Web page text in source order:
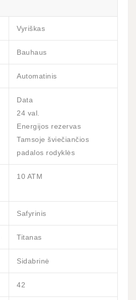
Vyriškas
Bauhaus
Automatinis
Data
24 val.
Energijos rezervas
Tamsoje šviečiančios
padalos rodyklės
10 ATM
Safyrinis
Titanas
Sidabrinė
42